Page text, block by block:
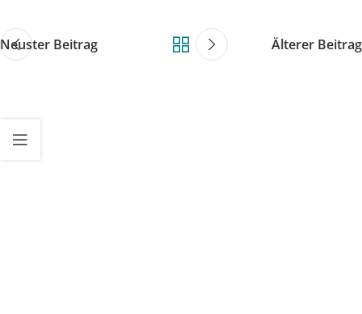
Neuster Beitrag Älterer Beitrag